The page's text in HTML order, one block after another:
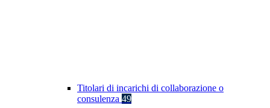
Titolari di incarichi di collaborazione o
consulenza 49